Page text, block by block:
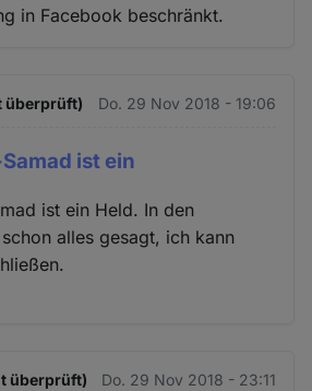
in Facebook beschränkt.
überprüft) Do. 29 Nov 2018 - 19:06
ist ein
ist ein Held. In den
alles gesagt, ich kann
überprüft) Do. 29 Nov 2018 - 23:11